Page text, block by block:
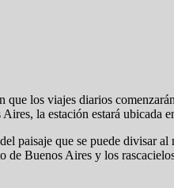
que los viajes diarios
la estación estará ubicada
paisaje que se puede divisar
Buenos Aires y los